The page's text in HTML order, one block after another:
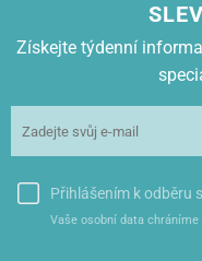
Získejte týdenní
Přihlášením k odběru
Vaše osobní data chráníme